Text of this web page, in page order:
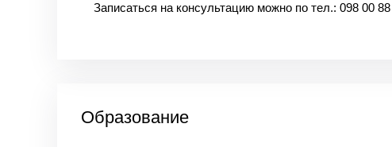
Записаться на консультацию можно по тел.: 098 00 88
Образование